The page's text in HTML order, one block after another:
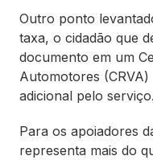
Outro ponto
taxa, o cidadão que
documento em um
Automotores
adicional pelo serviço.
Para os apoiadores
representa mais do